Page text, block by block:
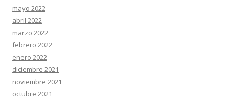
mayo 2022
abril 2022
marzo 2022
febrero 2022
enero 2022
diciembre 2021
noviembre 2021
octubre 2021